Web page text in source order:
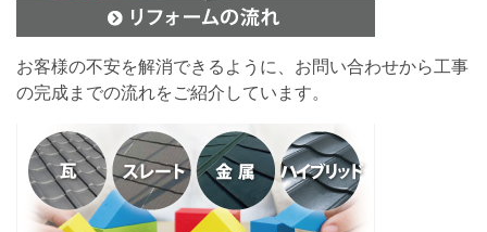
お客様の不安を解消できるように、お問い合わせから工事
の完成までの流れをご紹介しています。